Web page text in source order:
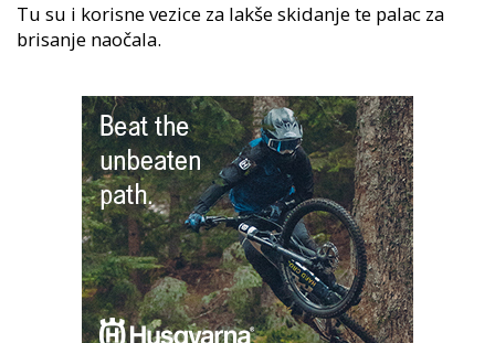
Tu su i korisne vezice za lakše skidanje te palac za
brisanje naočala.